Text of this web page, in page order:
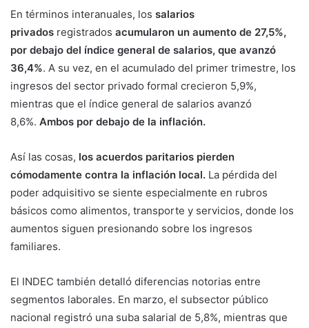
En términos interanuales, los salarios
privados registrados acumularon un aumento de 27,5%,
por debajo del índice general de salarios, que avanzó
36,4%. A su vez, en el acumulado del primer trimestre, los
ingresos del sector privado formal crecieron 5,9%,
mientras que el índice general de salarios avanzó
8,6%. Ambos por debajo de la inflación.
Así las cosas, los acuerdos paritarios pierden
cómodamente contra la inflación local. La pérdida del
poder adquisitivo se siente especialmente en rubros
básicos como alimentos, transporte y servicios, donde los
aumentos siguen presionando sobre los ingresos
familiares.
El INDEC también detalló diferencias notorias entre
segmentos laborales. En marzo, el subsector público
nacional registró una suba salarial de 5,8%, mientras que